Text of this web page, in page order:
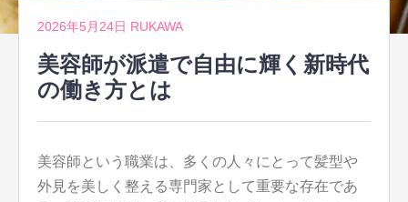
2026年5月24日 RUKAWA
美容師が派遣で自由に輝く新時代
の働き方とは
美容師という職業は、多くの人々にとって髪型や
外見を美しく整える専門家として重要な存在であ